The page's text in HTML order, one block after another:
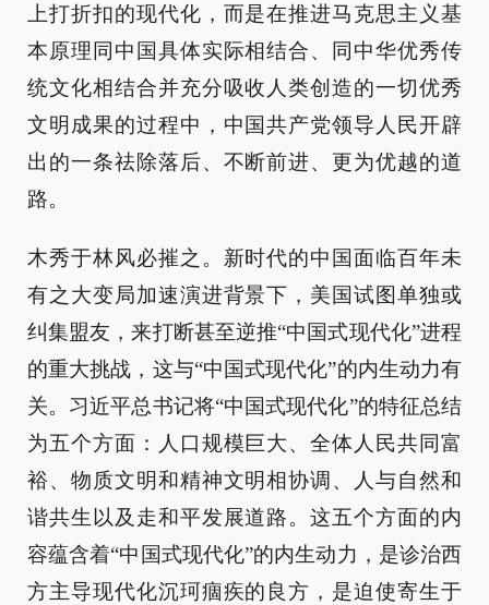
上打折扣的现代化，而是在推进马克思主义基
本原理同中国具体实际相结合、同中华优秀传
统文化相结合并充分吸收人类创造的一切优秀
文明成果的过程中，中国共产党领导人民开辟
出的一条祛除落后、不断前进、更为优越的道
路。
木秀于林风必摧之。新时代的中国面临百年未
有之大变局加速演进背景下，美国试图单独或
纠集盟友，来打断甚至逆推“中国式现代化”进程
的重大挑战，这与“中国式现代化”的内生动力有
关。习近平总书记将“中国式现代化”的特征总结
为五个方面：人口规模巨大、全体人民共同富
裕、物质文明和精神文明相协调、人与自然和
谐共生以及走和平发展道路。这五个方面的内
容蕴含着“中国式现代化”的内生动力，是诊治西
方主导现代化沉珂痼疾的良方，是迫使寄生于